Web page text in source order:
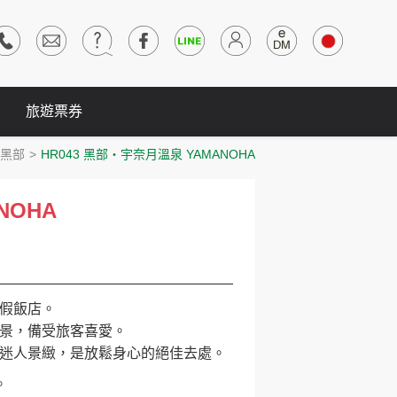
旅遊票券
部 HR043 黑部‧宇奈月溫泉 YAMANOHA
飯店。
，備受旅客喜愛。
人景緻，是放鬆身心的絕佳去處。